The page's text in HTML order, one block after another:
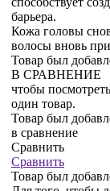
барьера.
Кожа головы
волосы вновь
Товар был
В СРАВНЕНИЕ
чтобы
один товар.
Товар был
в сравнение
Сравнить
Сравнить
Товар был